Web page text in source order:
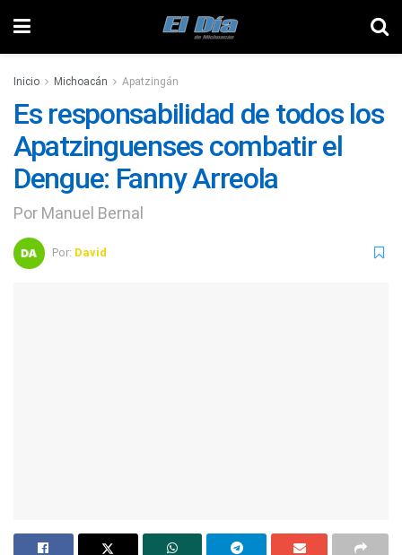
Inicio Michoacán Apatzingán
Es responsabilidad de todos los
Apatzinguenses combatir el
Dengue: Fanny Arreola
Por Manuel Bernal
Por: David